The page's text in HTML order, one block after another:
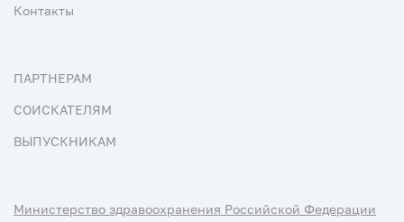
Контакты
ПАРТНЕРАМ
СОИСКАТЕЛЯМ
ВЫПУСКНИКАМ
Министерство здравоохранения Российской Федерации